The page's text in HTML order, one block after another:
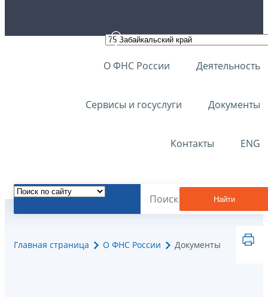
О ФНС России Деятельность
Сервисы и госуслуги Документы
Контакты ENG
Найти
Главная страница О ФНС России Документы